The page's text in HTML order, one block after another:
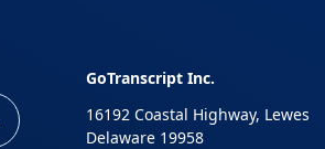
GoTranscript Inc.
16192 Coastal Highway, Lewes
Delaware 19958